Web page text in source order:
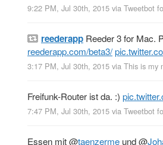
9:22 PM, Jul 30th, 2015 via Tweetbot
reederapp Reeder 3 for Mac.
reederapp.com/beta3/
3:17 PM, Jul 30th, 2015 via This is my
Freifunk-Router ist da. :)
7:47 PM, Jul 30th, 2015 via Tweetbot
Essen mit@taenzerme und@